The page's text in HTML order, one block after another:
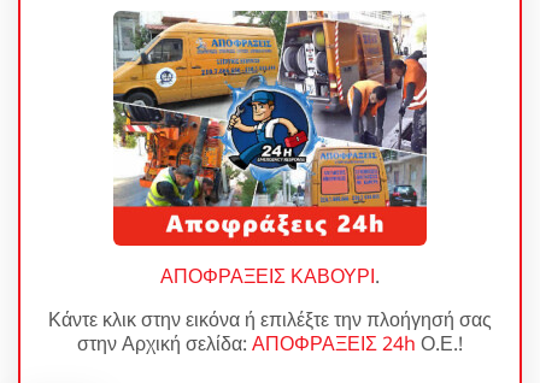
ΑΠΟΦΡΑΞΕΙΣ ΚΑΒΟΥΡΙ.
Κάντε κλικ στην εικόνα ή επιλέξτε την πλοήγησή σας
στην Αρχική σελίδα: ΑΠΟΦΡΑΞΕΙΣ 24h Ο.Ε.!